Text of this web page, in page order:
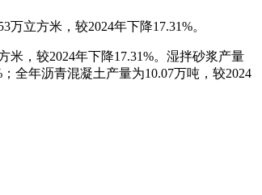
立方米，较2024年下降17.31%。
米，较2024年下降17.31%。湿拌砂浆产量
全年沥青混凝土产量为10.07万吨，较2024